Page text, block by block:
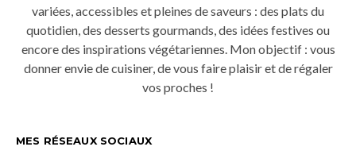
variées, accessibles et pleines de saveurs : des plats du
quotidien, des desserts gourmands, des idées festives ou
encore des inspirations végétariennes. Mon objectif : vous
donner envie de cuisiner, de vous faire plaisir et de régaler
vos proches !
MES RÉSEAUX SOCIAUX